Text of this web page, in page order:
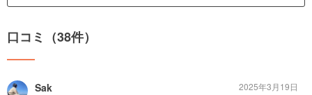
口コミ（38件）
Sak
2025年3月19日